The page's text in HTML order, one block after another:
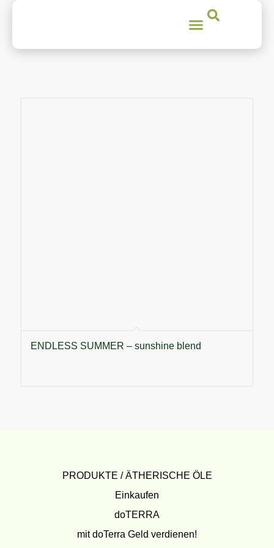
ENDLESS SUMMER – sunshine blend
PRODUKTE / ÄTHERISCHE ÖLE
Einkaufen
doTERRA
mit doTerra Geld verdienen!